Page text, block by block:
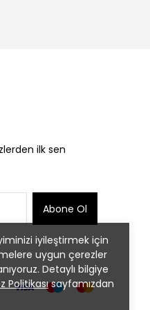
iyileştirmek için
uygun çerezler
Detaylı bilgiye
Politikasısayfamızdan
ilk sen
Abone Ol